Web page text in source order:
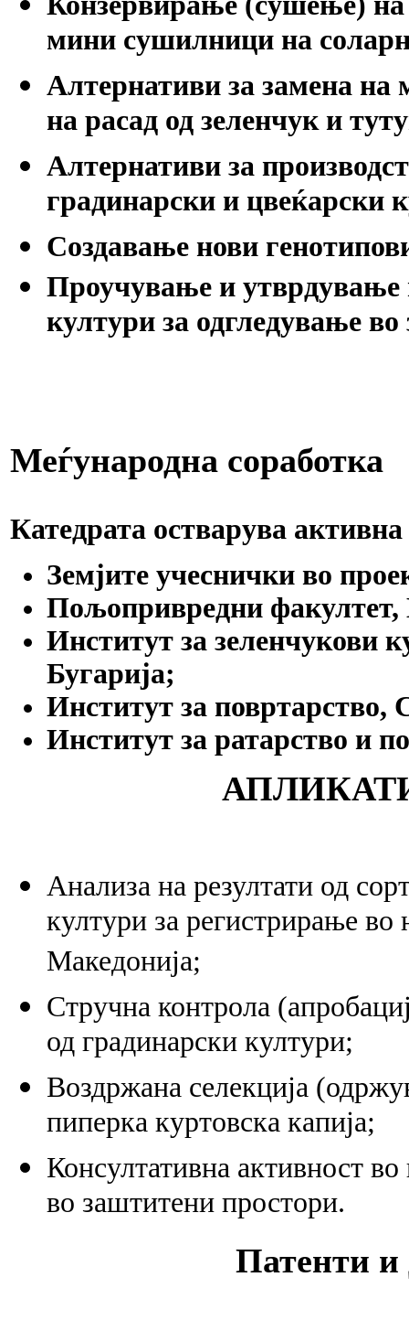
мини сушилници на
Алтернативи за замена на
на расад од зеленчук и
Алтернативи за
градинарски и цвеќарски
Создавање нови
Проучување и утврдување
култури за одгледување
Меѓународна соработка
Катедрата остварува
Земјите учеснички во
Пољопривредни
Институт за зеленчукови
Бугарија;
Институт за повртарство,
Институт за ратарство и
Анализа на резултати од
култури за регистрирање
Македонија;
Стручна контрола
од градинарски култури;
Воздржана селекција
пиперка куртовска капија;
Консултативна активност
во заштитени простори.
Патенти и